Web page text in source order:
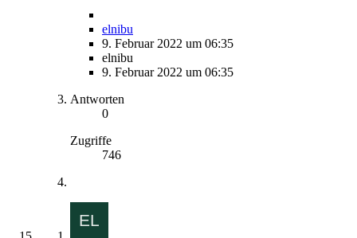
elnibu
9. Februar 2022 um 06:35
elnibu
9. Februar 2022 um 06:35
Antworten
0
Zugriffe
746